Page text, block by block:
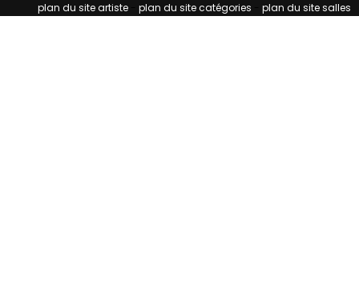
plan du site artiste plan du site catégories plan du site salles